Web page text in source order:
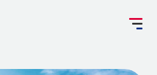
理受託のご案内